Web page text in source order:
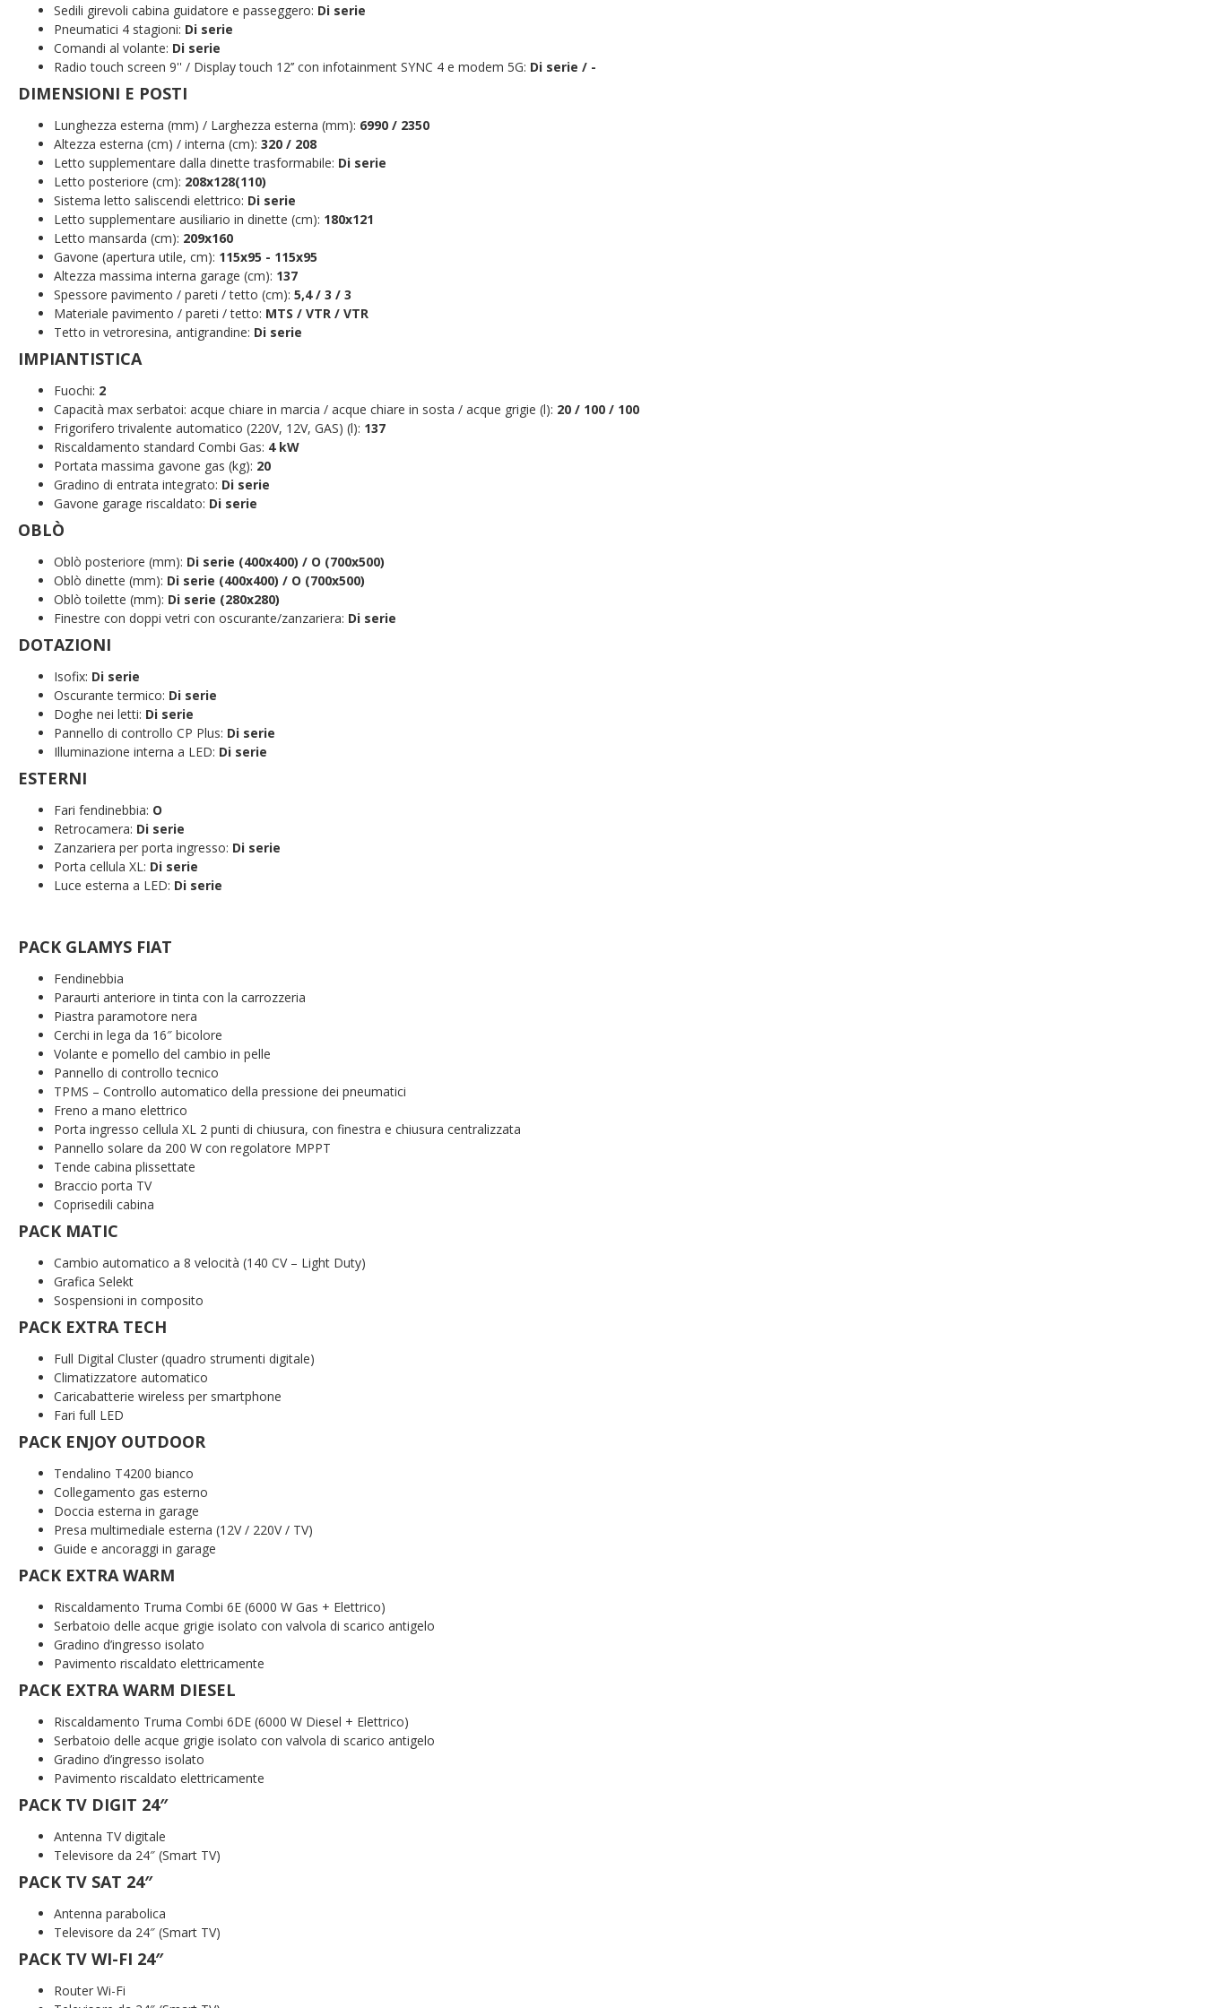
Sedili girevoli cabina guidatore e passeggero: Di serie
Pneumatici 4 stagioni: Di serie
Comandi al volante: Di serie
Radio touch screen 9'' / Display touch 12’’ con infotainment SYNC 4 e modem 5G: Di serie / -
DIMENSIONI E POSTI
Lunghezza esterna (mm) / Larghezza esterna (mm): 6990 / 2350
Altezza esterna (cm) / interna (cm): 320 / 208
Letto supplementare dalla dinette trasformabile: Di serie
Letto posteriore (cm): 208x128(110)
Sistema letto saliscendi elettrico: Di serie
Letto supplementare ausiliario in dinette (cm): 180x121
Letto mansarda (cm): 209x160
Gavone (apertura utile, cm): 115x95 - 115x95
Altezza massima interna garage (cm): 137
Spessore pavimento / pareti / tetto (cm): 5,4 / 3 / 3
Materiale pavimento / pareti / tetto: MTS / VTR / VTR
Tetto in vetroresina, antigrandine: Di serie
IMPIANTISTICA
Fuochi: 2
Capacità max serbatoi: acque chiare in marcia / acque chiare in sosta / acque grigie (l): 20 / 100 / 100
Frigorifero trivalente automatico (220V, 12V, GAS) (l): 137
Riscaldamento standard Combi Gas: 4 kW
Portata massima gavone gas (kg): 20
Gradino di entrata integrato: Di serie
Gavone garage riscaldato: Di serie
OBLÒ
Oblò posteriore (mm): Di serie (400x400) / O (700x500)
Oblò dinette (mm): Di serie (400x400) / O (700x500)
Oblò toilette (mm): Di serie (280x280)
Finestre con doppi vetri con oscurante/zanzariera: Di serie
DOTAZIONI
Isofix: Di serie
Oscurante termico: Di serie
Doghe nei letti: Di serie
Pannello di controllo CP Plus: Di serie
Illuminazione interna a LED: Di serie
ESTERNI
Fari fendinebbia: O
Retrocamera: Di serie
Zanzariera per porta ingresso: Di serie
Porta cellula XL: Di serie
Luce esterna a LED: Di serie
PACK GLAMYS FIAT
Fendinebbia
Paraurti anteriore in tinta con la carrozzeria
Piastra paramotore nera
Cerchi in lega da 16″ bicolore
Volante e pomello del cambio in pelle
Pannello di controllo tecnico
TPMS – Controllo automatico della pressione dei pneumatici
Freno a mano elettrico
Porta ingresso cellula XL 2 punti di chiusura, con finestra e chiusura centralizzata
Pannello solare da 200 W con regolatore MPPT
Tende cabina plissettate
Braccio porta TV
Coprisedili cabina
PACK MATIC
Cambio automatico a 8 velocità (140 CV – Light Duty)
Grafica Selekt
Sospensioni in composito
PACK EXTRA TECH
Full Digital Cluster (quadro strumenti digitale)
Climatizzatore automatico
Caricabatterie wireless per smartphone
Fari full LED
PACK ENJOY OUTDOOR
Tendalino T4200 bianco
Collegamento gas esterno
Doccia esterna in garage
Presa multimediale esterna (12V / 220V / TV)
Guide e ancoraggi in garage
PACK EXTRA WARM
Riscaldamento Truma Combi 6E (6000 W Gas + Elettrico)
Serbatoio delle acque grigie isolato con valvola di scarico antigelo
Gradino d’ingresso isolato
Pavimento riscaldato elettricamente
PACK EXTRA WARM DIESEL
Riscaldamento Truma Combi 6DE (6000 W Diesel + Elettrico)
Serbatoio delle acque grigie isolato con valvola di scarico antigelo
Gradino d’ingresso isolato
Pavimento riscaldato elettricamente
PACK TV DIGIT 24″
Antenna TV digitale
Televisore da 24″ (Smart TV)
PACK TV SAT 24″
Antenna parabolica
Televisore da 24″ (Smart TV)
PACK TV WI-FI 24″
Router Wi-Fi